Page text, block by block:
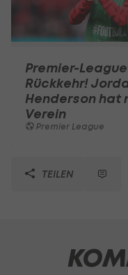
Premier-
Rückkehr!
Henderson hat
Verein
Premier League
TEILEN